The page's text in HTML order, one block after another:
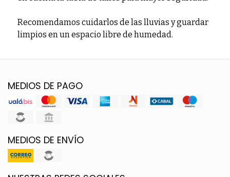
Recomendamos cuidarlos de las lluvias y guardar
limpios en un espacio libre de humedad.
MEDIOS DE PAGO
MEDIOS DE ENVÍO